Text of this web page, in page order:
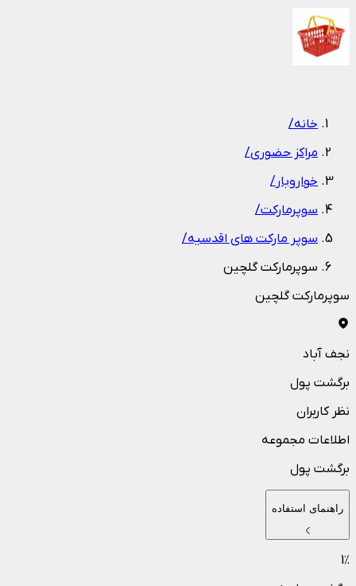
خانه/
مراکز حضوری/
خواروبار/
سوپرمارکت/
سوپر مارکت های اقدسیه/
سوپرمارکت گلچین
سوپرمارکت گلچین
نجف آباد
برگشت پول
نظر کاربران
اطلاعات مجموعه
برگشت پول
راهنمای استفاده
1٪